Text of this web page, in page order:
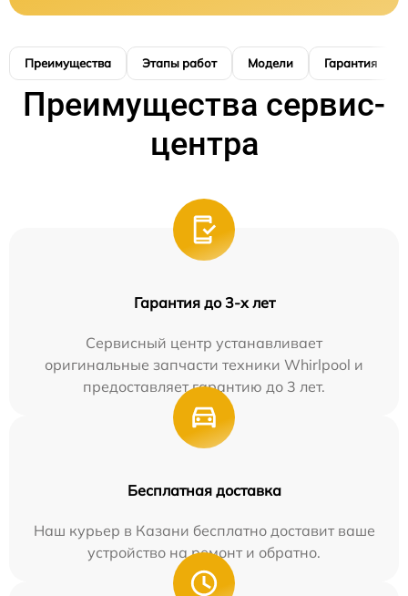
Преимущества Этапы работ Модели Гарантия
Преимущества сервис-
центра
Гарантия до 3-х лет
Сервисный центр устанавливает
оригинальные запчасти техники Whirlpool и
предоставляет гарантию до 3 лет.
Бесплатная доставка
Наш курьер в Казани бесплатно доставит ваше
устройство на ремонт и обратно.